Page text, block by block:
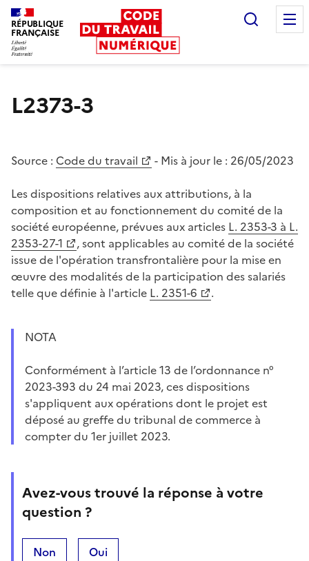
RÉPUBLIQUE
FRANÇAISE
L2373-3
Source : Code du travail - Mis à jour le : 26/05/2023
Les dispositions relatives aux attributions, à la
composition et au fonctionnement du comité de la
société européenne, prévues aux articles L. 2353-3 à L.
2353-27-1
, sont applicables au comité de la société
issue de l'opération transfrontalière pour la mise en
œuvre des modalités de la participation des salariés
telle que définie à l'article L. 2351-6 .
NOTA
Conformément à l’article 13 de l’ordonnance n°
2023-393 du 24 mai 2023, ces dispositions
s'appliquent aux opérations dont le projet est
déposé au greffe du tribunal de commerce à
compter du 1er juillet 2023.
Avez-vous trouvé la réponse à votre
question ?
Non Oui